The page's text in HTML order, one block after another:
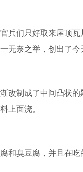
们只好取来屋顶瓦
无奈之举，创出了今
制成了中间凸状的
上面浇。
臭豆腐，并且在吃